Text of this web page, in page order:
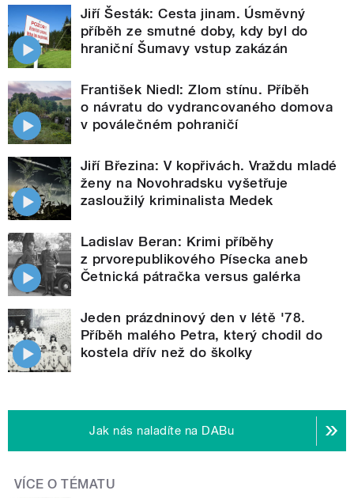
Jiří Šesták: Cesta jinam. Úsměvný
příběh ze smutné doby, kdy byl do
hraniční Šumavy vstup zakázán
František Niedl: Zlom stínu. Příběh
o návratu do vydrancovaného domova
v poválečném pohraničí
Jiří Březina: V kopřivách. Vraždu mladé
ženy na Novohradsku vyšetřuje
zasloužilý kriminalista Medek
Ladislav Beran: Krimi příběhy
z prvorepublikového Písecka aneb
Četnická pátračka versus galérka
Jeden prázdninový den v létě '78.
Příběh malého Petra, který chodil do
kostela dřív než do školky
Jak nás naladíte na DABu
VÍCE O TÉMATU